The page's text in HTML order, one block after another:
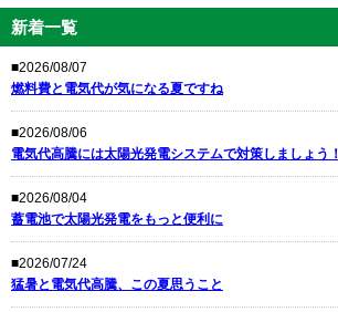
新着一覧
■2026/08/07
燃料費と電気代が気になる夏ですね
■2026/08/06
電気代高騰には太陽光発電システムで対策しましょう！
■2026/08/04
蓄電池で太陽光発電をもっと便利に
■2026/07/24
猛暑と電気代高騰、この夏思うこと